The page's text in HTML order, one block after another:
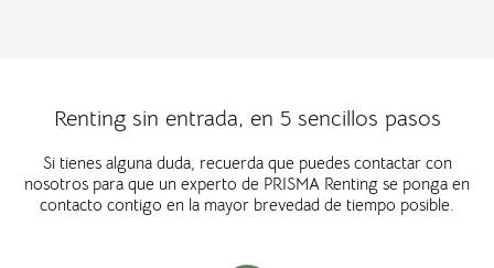
Renting sin entrada, en 5 sencillos pasos
Si tienes alguna duda, recuerda que puedes contactar con
nosotros para que un experto de PRISMA Renting se ponga en
contacto contigo en la mayor brevedad de tiempo posible.